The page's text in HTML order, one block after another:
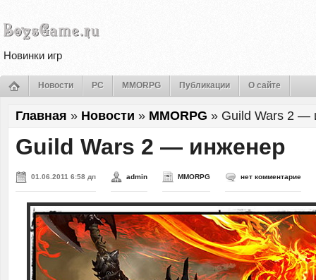
Новинки игр
Новости PC MMORPG Публикации О сайте
Главная » Новости » MMORPG » Guild Wars 2 —
Guild Wars 2 — инженер
01.06.2011 6:58 дп admin MMORPG нет комментарие